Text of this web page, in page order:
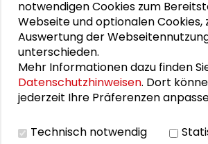
Der Verein Gesellschaft und
Leitbild des Zentrums für urbane
Das ZuU trifft sich
Zentrum für urbane Unsicherheit
notwendigen Cookies zum
Webseite und optionalen Cookies,
Auswertung der
unterschieden.
Mehr Informationen dazu finden
Datenschutzhinweisen. Dort
jederzeit Ihre Präferenzen
Technisch notwendig